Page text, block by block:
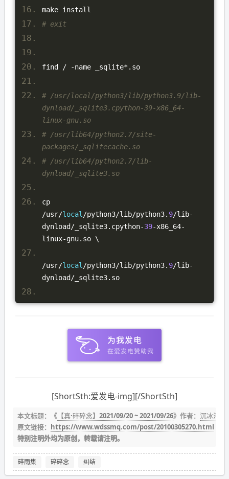
make install
# exit
find / -name _sqlite*. so
# /usr/local/python3/lib/python3.9/lib-
dynload/_sqlite3.cpython-39-x86_64-
linux-gnu.so
# /usr/lib64/python2.7/site-
packages/_sqlitecache.so
# /usr/lib64/python2.7/lib-
dynload/_sqlite3.so
cp
/usr/local /python3/lib/python3. 9/lib-
dynload /_sqlite3. cpython-39-x86_64-
linux-gnu. so \
/usr/local /python3/lib/python3. 9/lib-
dynload /_sqlite3. so
[ShortSth:爱发电-img][/ShortSth]
本文标题：《【真·碎碎念】2021/09/20 ~ 2021/09/26》作者： 沉冰浮水
原文链接： https://www.wdssmq.com/post/20100305270.html
特别注明外均为原创，转载请注明。
碎雨集 碎碎念 纠结